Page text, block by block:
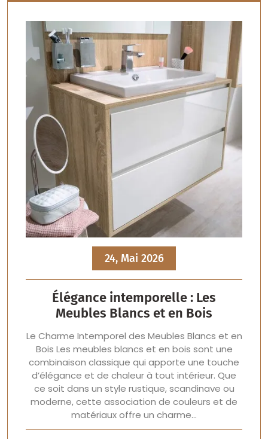
24, Mai 2026
Élégance intemporelle : Les
Meubles Blancs et en Bois
Le Charme Intemporel des Meubles Blancs et en
Bois Les meubles blancs et en bois sont une
combinaison classique qui apporte une touche
d’élégance et de chaleur à tout intérieur. Que
ce soit dans un style rustique, scandinave ou
moderne, cette association de couleurs et de
matériaux offre un charme…